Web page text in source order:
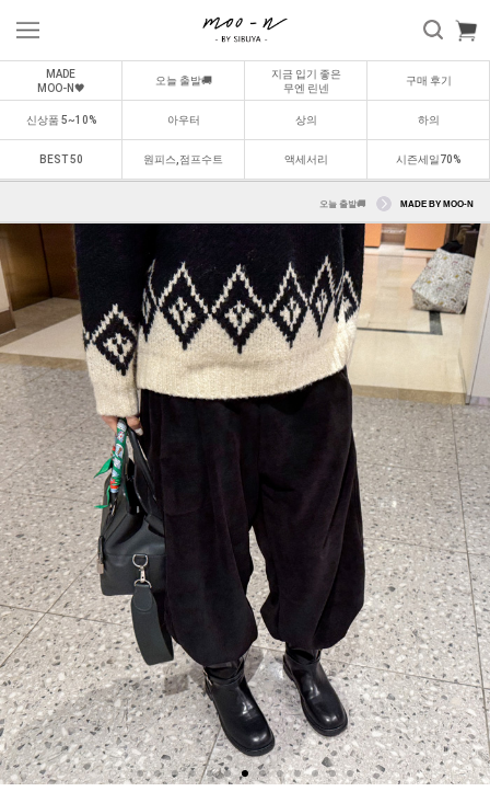
MADE
MOO-N🖤
오늘 출발🚚
지금 입기 좋은
무엔 린넨
구매 후기
신상품 5~10% 아우터 상의 하의
BEST 50 원피스,점프수트 액세서리 시즌세일70%
오늘 출발🚚 MADE BY MOO-N